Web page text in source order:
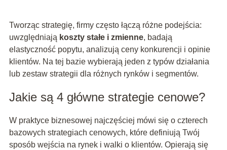
Tworząc strategię, firmy często łączą różne podejścia:
uwzględniają koszty stałe i zmienne, badają
elastyczność popytu, analizują ceny konkurencji i opinie
klientów. Na tej bazie wybierają jeden z typów działania
lub zestaw strategii dla różnych rynków i segmentów.
Jakie są 4 główne strategie cenowe?
W praktyce biznesowej najczęściej mówi się o czterech
bazowych strategiach cenowych, które definiują Twój
sposób wejścia na rynek i walki o klientów. Opierają się